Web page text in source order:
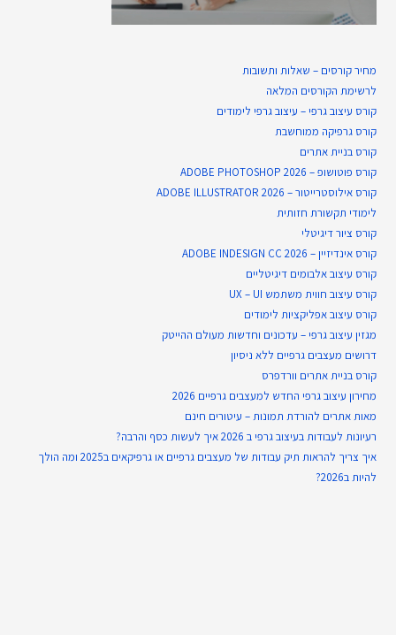
מחיר קורסים – שאלות ותשובות
לרשימת הקורסים המלאה
קורס עיצוב גרפי – עיצוב גרפי לימודים
קורס גרפיקה ממוחשבת
קורס בניית​ אתרים
קורס פוטושופ – ADOBE PHOTOSHOP 2026
קורס אילוסטרייטור – ADOBE ILLUSTRATOR 2026
לימודי תקשורת חזותית
קורס ציור דיגיטלי
קורס אינדיזיין – ADOBE INDESIGN CC 2026
קורס עיצוב אלבומים דיגיטליים
קורס עיצוב חווית משתמש UX – UI
קורס עיצוב אפליקציות לימודים
מגזין עיצוב גרפי – עדכונים וחדשות מעולם ההייטק
דרושים מעצבים גרפיים ללא ניסיון
קורס בניית אתרים וורדפרס
מחירון עיצוב גרפי החדש למעצבים גרפיים 2026
מאות אתרים להורדת תמונות – עיטורים חינם
רעיונות לעבודות בעיצוב גרפי ב 2026 איך לעשות כסף והרבה?
איך צריך להראות תיק עבודות של מעצבים גרפיים או גרפיקאים ב2025 ומה הולך
להיות ב2026?